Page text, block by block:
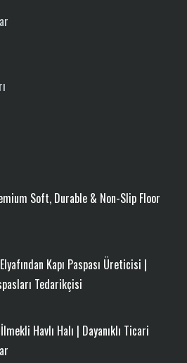
Soft, Durable & Non-Slip Floor
Kapı Paspası Üreticisi |
Tedarikçisi
Havlı Halı | Dayanıklı Ticari